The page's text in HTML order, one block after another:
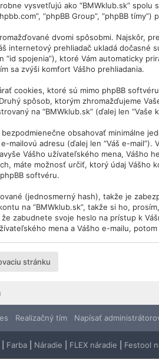
vysvetľujú ako “BMWklub.sk” spolu s
“phpBB Group”, “phpBB
dvomi spôsobmi. Najskôr,
internetový prehliadač ukladá dočasné
“id spojenia”), ktoré Vám automaticky
sa zvýši komfort Vášho prehliadania.
cookies, ktoré sú mimo phpBB
spôsob, ktorým zhromažďujeme
na “BMWklub.sk” (ďalej len
obsahovať minimálne
mailovú adresu (ďalej len “Váš e-
Vášho užívateľského mena, Vášho
máte možnosť určiť, ktorý údaj Vášho
softvéru.
(jednosmerný hash), takže je
na “BMWklub.sk”, takže si ho,
zabudnete svoje heslo na prístup k
mena a Vášho e-mailu,
stránku
Realizačný tím Napísať
Farba Náradie FLEX náradie Festool